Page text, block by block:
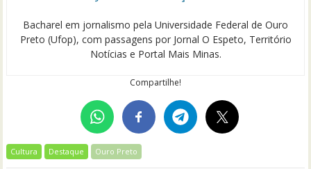
Bacharel em jornalismo pela Universidade Federal de Ouro
Preto (Ufop), com passagens por Jornal O Espeto, Território
Notícias e Portal Mais Minas.
Compartilhe!
Cultura Destaque Ouro Preto